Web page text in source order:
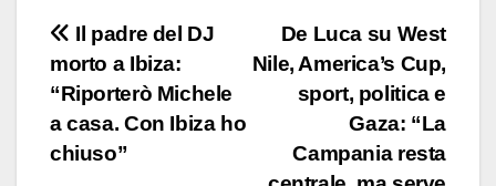
Navigazione
articoli
De Luca su West
Nile, America’s Cup,
sport, politica e
Gaza: “La
Campania resta
Il padre del DJ
morto a Ibiza:
“Riporterò Michele
a casa. Con Ibiza ho
chiuso”